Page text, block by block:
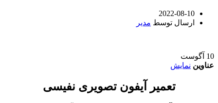
2022-08-10
ارسال توسط مدیر
10 آگوست
عناوین نمایش
تعمیر آیفون تصویری نفیسی